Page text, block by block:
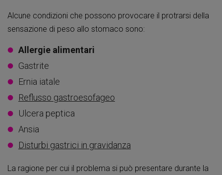
Alcune condizioni che possono provocare il protrarsi della
sensazione di peso allo stomaco sono:
Allergie alimentari
Gastrite
Ernia iatale
Reflusso gastroesofageo
Ulcera peptica
Ansia
Disturbi gastrici in gravidanza
La ragione per cui il problema si può presentare durante la